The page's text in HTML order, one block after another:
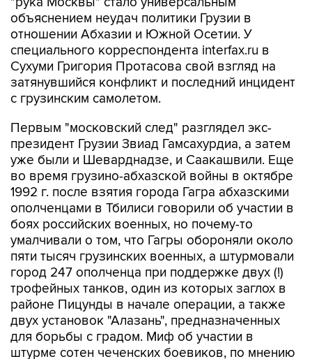
объяснением неудач политики Грузии в
отношении Абхазии и Южной Осетии. У
специального корреспондента interfax.ru в
Сухуми Григория Протасова свой взгляд на
затянувшийся конфликт и последний инцидент
с грузинским самолетом.
Первым "московский след" разглядел экс-
президент Грузии Звиад Гамсахурдиа, а затем
уже были и Шеварднадзе, и Саакашвили. Еще
во время грузино-абхазской войны в октябре
1992 г. после взятия города Гагра абхазскими
ополченцами в Тбилиси говорили об участии в
боях российских военных, но почему-то
умалчивали о том, что Гагры обороняли около
пяти тысяч грузинских военных, а штурмовали
город 247 ополченца при поддержке двух (!)
трофейных танков, один из которых заглох в
районе Пицунды в начале операции, а также
двух установок "Алазань", предназначенных
для борьбы с градом. Миф об участии в
штурме сотен чеченских боевиков, по мнению